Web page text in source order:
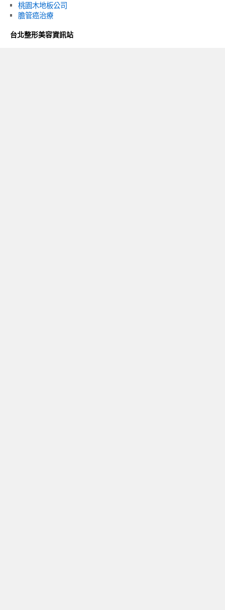
桃園木地板公司
膽管癌治療
台北整形美容資訊站